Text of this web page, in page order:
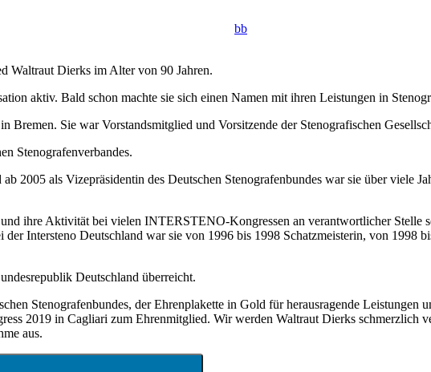
bb
Waltraut Dierks im Alter von 90 Jahren.
aktiv. Bald schon machte sie sich einen Namen mit ihren Leistungen in
Sie war Vorstandsmitglied und Vorsitzende der Stenografischen
Stenografenverbandes.
2005 als Vizepräsidentin des Deutschen Stenografenbundes war sie über viele
ihre Aktivität bei vielen INTERSTENO-Kongressen an verantwortlicher Stelle
Intersteno Deutschland war sie von 1996 bis 1998 Schatzmeisterin, von 1998
Deutschland überreicht.
Stenografenbundes, der Ehrenplakette in Gold für herausragende Leistungen
2019 in Cagliari zum Ehrenmitglied. Wir werden Waltraut Dierks schmerzlich
aus.